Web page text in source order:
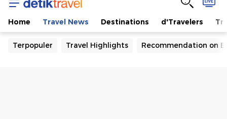
Home Travel News Destinations d'Travelers
Terpopuler Travel Highlights Recommendation on